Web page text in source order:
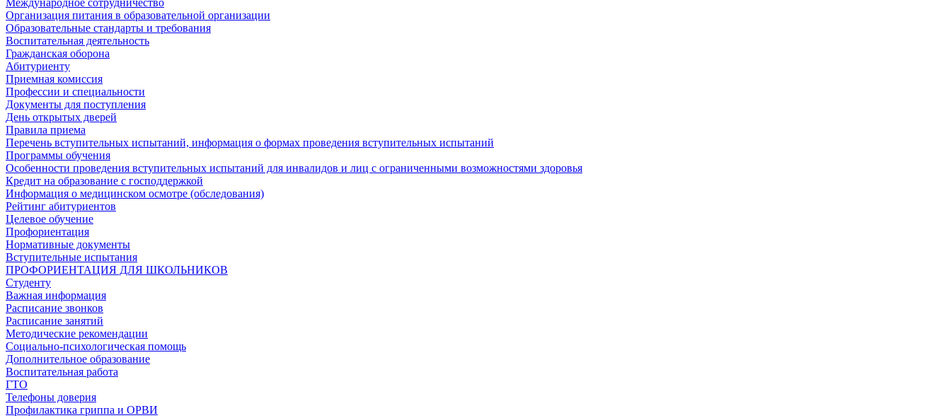
Международное сотрудничество
Организация питания в образовательной организации
Образовательные стандарты и требования
Воспитательная деятельность
Гражданская оборона
Абитуриенту
Приемная комиссия
Профессии и специальности
Документы для поступления
День открытых дверей
Правила приема
Перечень вступительных испытаний, информация о формах проведения вступительных испытаний
Программы обучения
Особенности проведения вступительных испытаний для инвалидов и лиц с ограниченными возможностями здоровья
Кредит на образование с господдержкой
Информация о медицинском осмотре (обследования)
Рейтинг абитуриентов
Целевое обучение
Профориентация
Нормативные документы
Вступительные испытания
ПРОФОРИЕНТАЦИЯ ДЛЯ ШКОЛЬНИКОВ
Студенту
Важная информация
Расписание звонков
Расписание занятий
Методические рекомендации
Социально-психологическая помощь
Дополнительное образование
Воспитательная работа
ГТО
Телефоны доверия
Профилактика гриппа и ОРВИ